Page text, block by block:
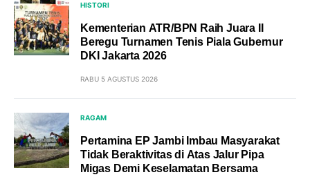
HISTORI
Kementerian ATR/BPN Raih Juara II
Beregu Turnamen Tenis Piala Gubernur
DKI Jakarta 2026
RABU 5 AGUSTUS 2026
RAGAM
Pertamina EP Jambi Imbau Masyarakat
Tidak Beraktivitas di Atas Jalur Pipa
Migas Demi Keselamatan Bersama